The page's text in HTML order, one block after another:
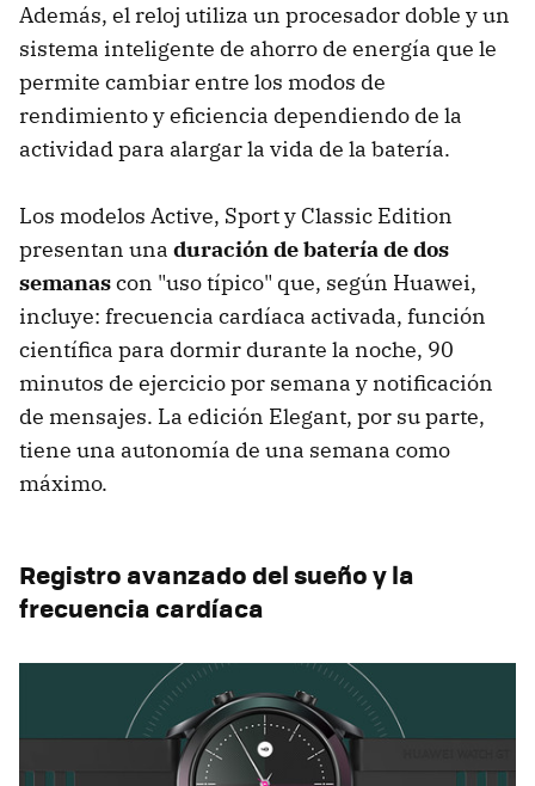
Además, el reloj utiliza un procesador doble y un
sistema inteligente de ahorro de energía que le
permite cambiar entre los modos de
rendimiento y eficiencia dependiendo de la
actividad para alargar la vida de la batería.
Los modelos Active, Sport y Classic Edition
presentan una duración de batería de dos
semanascon "uso típico" que, según Huawei,
incluye: frecuencia cardíaca activada, función
científica para dormir durante la noche, 90
minutos de ejercicio por semana y notificación
de mensajes. La edición Elegant, por su parte,
tiene una autonomía de una semana como
máximo.
Registro avanzado del sueño y la
frecuencia cardíaca